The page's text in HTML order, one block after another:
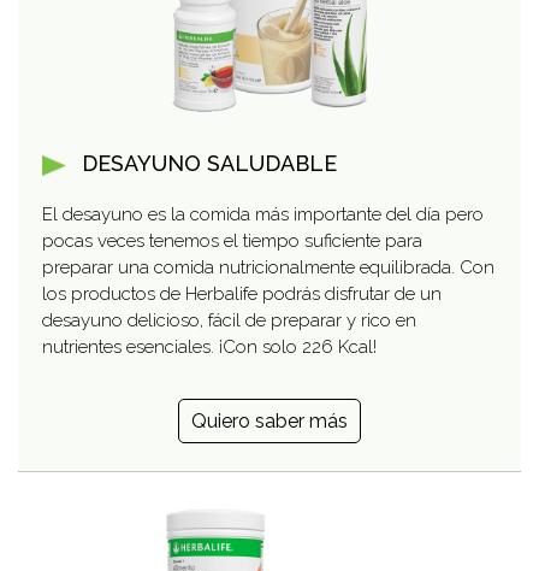
DESAYUNO SALUDABLE
El desayuno es la comida más importante del día pero
pocas veces tenemos el tiempo suficiente para
preparar una comida nutricionalmente equilibrada. Con
los productos de Herbalife podrás disfrutar de un
desayuno delicioso, fácil de preparar y rico en
nutrientes esenciales. ¡Con solo 226 Kcal!
Quiero saber más